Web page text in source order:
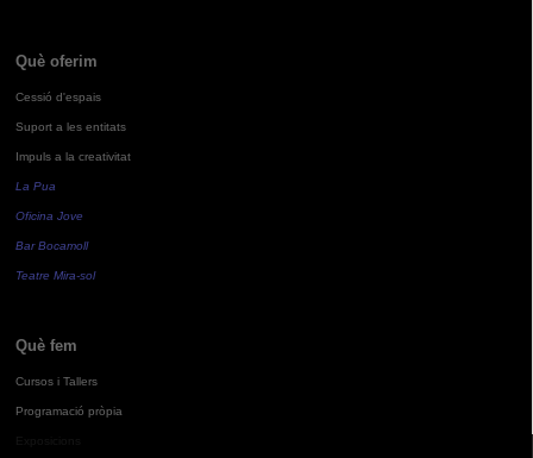
Què oferim
Cessió d'espais
Suport a les entitats
Impuls a la creativitat
La Pua
Oficina Jove
Bar Bocamoll
Teatre Mira-sol
Què fem
Cursos i Tallers
Programació pròpia